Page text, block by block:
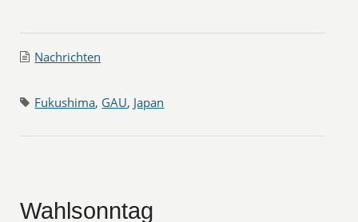
Nachrichten
Fukushima, GAU, Japan
Wahlsonntag